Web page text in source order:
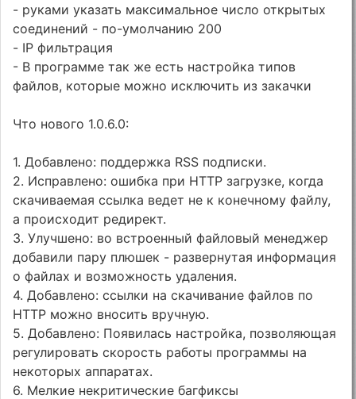
- руками указать максимальное число открытых
соединений - по-умолчанию 200
- IP фильтрация
- В программе так же есть настройка типов
файлов, которые можно исключить из закачки
Что нового 1.0.6.0:
1. Добавлено: поддержка RSS подписки.
2. Исправлено: ошибка при HTTP загрузке, когда
скачиваемая ссылка ведет не к конечному файлу,
а происходит редирект.
3. Улучшено: во встроенный файловый менеджер
добавили пару плюшек - развернутая информация
о файлах и возможность удаления.
4. Добавлено: ссылки на скачивание файлов по
HTTP можно вносить вручную.
5. Добавлено: Появилась настройка, позволяющая
регулировать скорость работы программы на
некоторых аппаратах.
6. Мелкие некритические багфиксы